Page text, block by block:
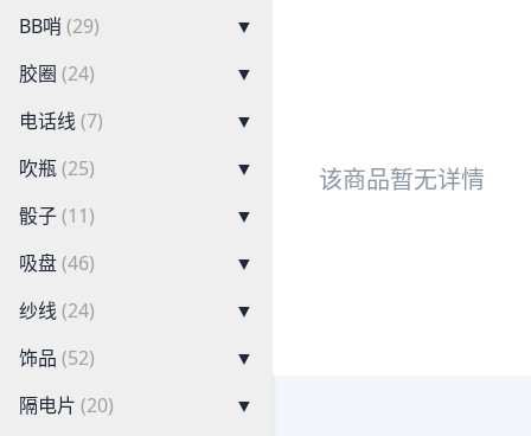
BB哨 (29)
▼
胶圈 (24)
▼
电话线(7)
▼
吹瓶(25)
▼
骰子(11)
▼
吸盘(46)
▼
纱线(24)
▼
饰品 (52)
▼
隔电片 (20)
▼
该商品暂无详情